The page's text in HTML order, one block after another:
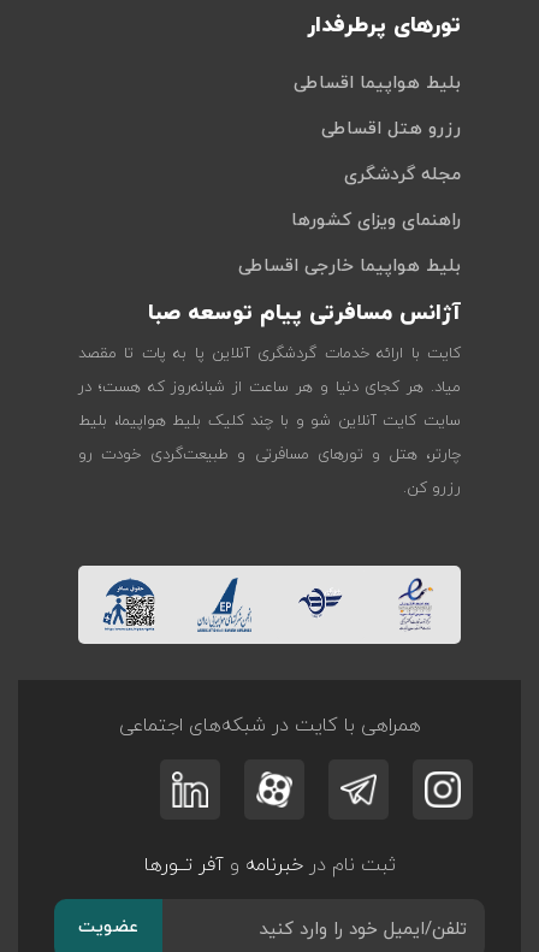
تورهای پرطرفدار
بلیط هواپیما اقساطی
رزرو هتل اقساطی
مجله گردشگری
راهنمای ویزای کشورها
بلیط هواپیما خارجی اقساطی
آژانس مسافرتی پیام توسعه صبا
کایت با ارائه خدمات گردشگری آنلاین پا به پات تا مقصد
میاد. هر کجای دنیا و هر ساعت از شبانه‌روز که هست؛ در
سایت کایت آنلاین شو و با چند کلیک بلیط هواپیما، بلیط
چارتر، هتل و تورهای مسافرتی و طبیعت‌گردی خودت رو
رزرو کن.
همراهی با کایت در شبکه‌های اجتماعی
ثبت نام درخبرنامه وآفر تــورها
عضویت